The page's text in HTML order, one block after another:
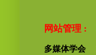
网站管理 :
多媒体学会